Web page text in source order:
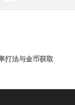
打法与金币获取